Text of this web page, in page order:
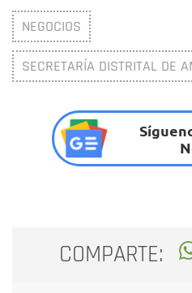
NEGOCIOS
SECRETARÍA DISTRITAL DE
COMPARTE: